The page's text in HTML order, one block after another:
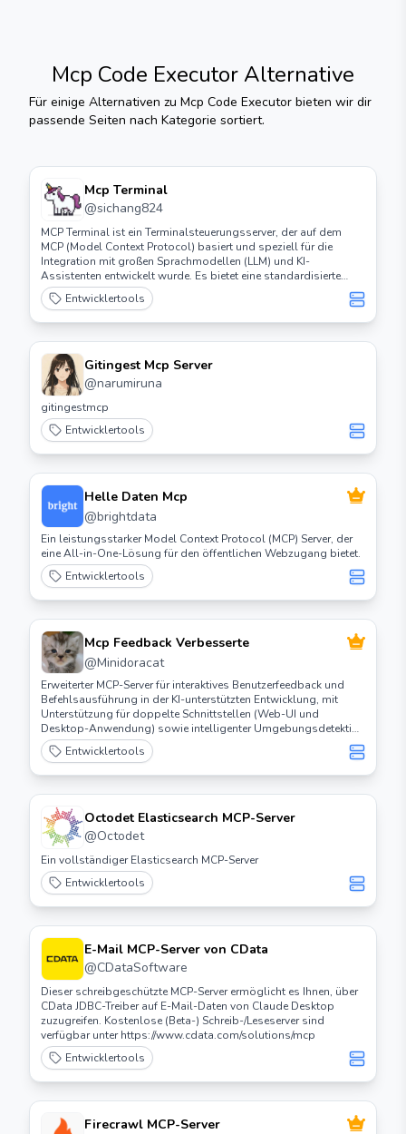
Mcp Code Executor Alternative
Für einige Alternativen zu Mcp Code Executor bieten wir dir
passende Seiten nach Kategorie sortiert.
Mcp Terminal
@sichang824
MCP Terminal ist ein Terminalsteuerungsserver, der auf dem
MCP (Model Context Protocol) basiert und speziell für die
Integration mit großen Sprachmodellen (LLM) und KI-
Assistenten entwickelt wurde. Es bietet eine standardisierte
Schnittstelle, die es der KI ermöglicht, Terminalbefehle
auszuführen und die Ausgabewerte zu erhalten.
Entwicklertools
Gitingest Mcp Server
@narumiruna
gitingestmcp
Entwicklertools
Helle Daten Mcp
@brightdata
Ein leistungsstarker Model Context Protocol (MCP) Server, der
eine All-in-One-Lösung für den öffentlichen Webzugang bietet.
Entwicklertools
Mcp Feedback Verbesserte
@Minidoracat
Erweiterter MCP-Server für interaktives Benutzerfeedback und
Befehlsausführung in der KI-unterstützten Entwicklung, mit
Unterstützung für doppelte Schnittstellen (Web-UI und
Desktop-Anwendung) sowie intelligenter Umgebungsdetektion
und plattformübergreifender Kompatibilität.
Entwicklertools
Octodet Elasticsearch MCP-Server
@Octodet
Ein vollständiger Elasticsearch MCP-Server
Entwicklertools
E-Mail MCP-Server von CData
@CDataSoftware
Dieser schreibgeschützte MCP-Server ermöglicht es Ihnen, über
CData JDBC-Treiber auf E-Mail-Daten von Claude Desktop
zuzugreifen. Kostenlose (Beta-) Schreib-/Leseserver sind
verfügbar unter https://www.cdata.com/solutions/mcp
Entwicklertools
Firecrawl MCP-Server